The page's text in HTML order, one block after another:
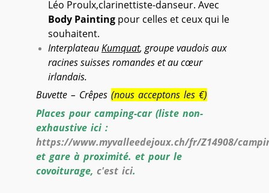
Léo Proulx,clarinettiste-danseur. Avec
Body Painting pour celles et ceux qui le
souhaitent.
InterplateauKumquat, groupe vaudois aux
racines suisses romandes et au cœur
irlandais.
Buvette – Crêpes (nous acceptons les €)
Places pour camping-car (liste non-
exhaustive ici :
https://www.myvalleedejoux.ch/fr/Z14908/
et gare à proximité. et pour le
covoiturage, c'est ici.